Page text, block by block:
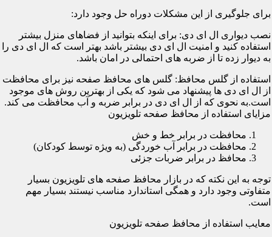
برای جلوگیری از این مشکلات دوراه حل وجود دارد:
نصب دیواری ال ای دی: برای اینکه بتوانید از فضاهای منزل بیشتر
استفاده کنید و امنیت ال ای دی بیشتر باشد بهتر است که ال ای دی را
به دیوار زده تا از ضربه های احتمالی در امان باشد.
استفاده از گلس محافظ: گلس های محافظ صفحه نیز برای محافظت
از ال ای دی ها پیشنهاد می شود که یکی از بهترین روش های موجود
است.به نحوی که از ال ای دی در برابر ضربه و آب محافظت می کند.
مزایای استفاده از محافظ صفحه تلویزیون
محافظت در برابر خط و خش
محافظت در برابر آب خوردگی (به ویژه توسط کودکان)
محافظ در برابر ضربات جزئی
توجه به این نکته که در بازار محافظ صفحه های تلویزیون بسیار
متفاوتی وجود دارد و همگی استاندارد مناسب نیستند بسیار مهم
است.
معایب استفاده از محافظ صفحه تلویزیون